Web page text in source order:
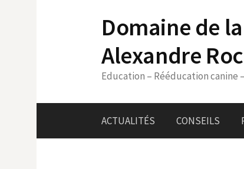
Domaine de
Alexandre
Education – Rééducation canine
ACTUALITÉS CONSEILS